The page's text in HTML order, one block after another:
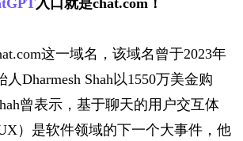
入口就是chat.com！
这一域名，该域名曾于2023年
人Dharmesh Shah以1550万美金购
曾表示，基于聊天的用户交互体
）是软件领域的下一个大事件，他